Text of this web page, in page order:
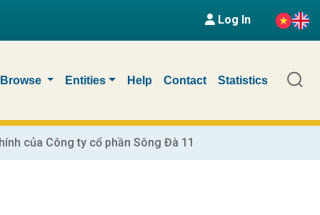
Log In
Browse Entities Help Contact Statistics
của Công ty cổ phần Sông Đà 11